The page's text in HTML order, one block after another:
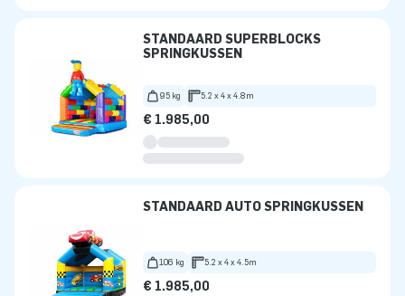
STANDAARD SUPERBLOCKS
SPRINGKUSSEN
95 kg 5.2 x 4 x 4.8m
€ 1.985,00
STANDAARD AUTO SPRINGKUSSEN
106 kg 5.2 x 4 x 4.5m
€ 1.985,00